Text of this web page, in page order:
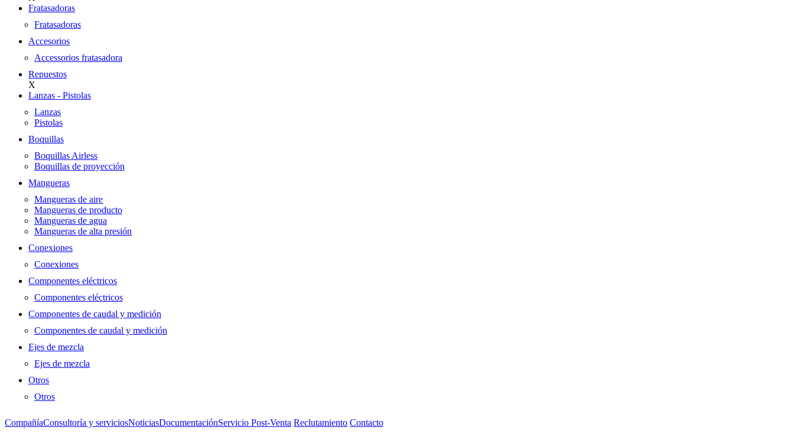
Fratasadoras
Fratasadoras
Accesorios
Accessorios fratasadora
Repuestos
X
Lanzas - Pistolas
Lanzas
Pistolas
Boquillas
Boquillas Airless
Boquillas de proyección
Mangueras
Mangueras de aire
Mangueras de producto
Mangueras de agua
Mangueras de alta presión
Conexiones
Conexiones
Componentes eléctricos
Componentes eléctricos
Componentes de caudal y medición
Componentes de caudal y medición
Ejes de mezcla
Ejes de mezcla
Otros
Otros
CompañíaConsultoría y serviciosNoticiasDocumentaciónServicio Post-Venta Reclutamiento Contacto